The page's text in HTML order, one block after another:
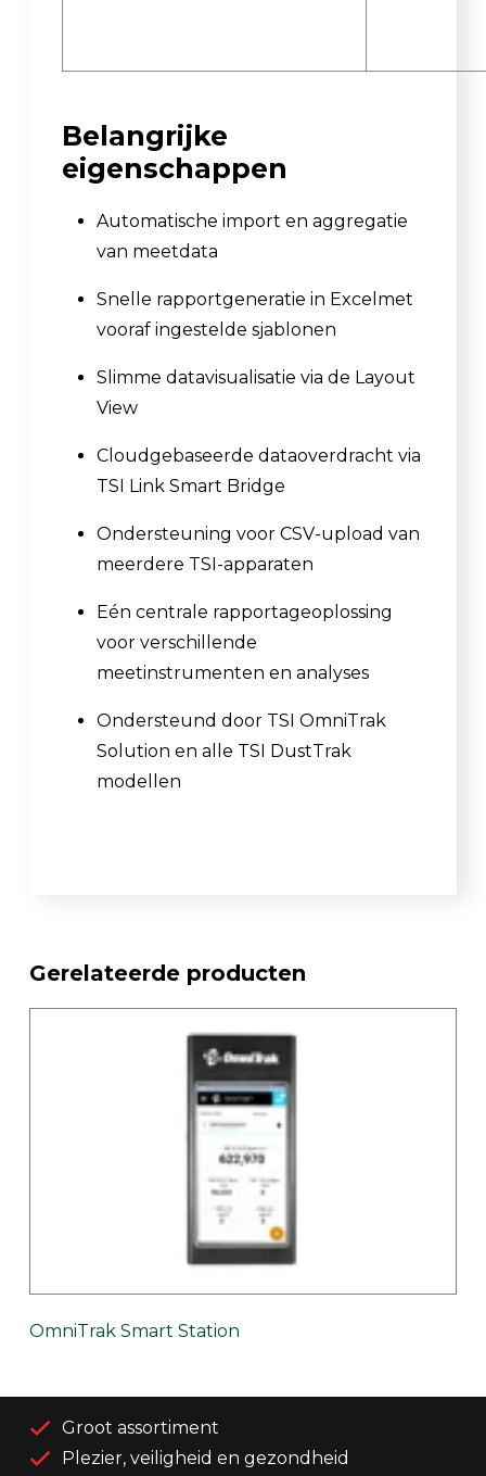
Belangrijke
eigenschappen
Automatische import en aggregatie
van meetdata
Snelle rapportgeneratie in Excelmet
vooraf ingestelde sjablonen
Slimme datavisualisatie via de Layout
View
Cloudgebaseerde dataoverdracht via
TSI Link Smart Bridge
Ondersteuning voor CSV-upload van
meerdere TSI-apparaten
Eén centrale rapportageoplossing
voor verschillende
meetinstrumenten en analyses
Ondersteund door TSI OmniTrak
Solution en alle TSI DustTrak
modellen
Gerelateerde producten
OmniTrak Smart Station
Groot assortiment
Plezier, veiligheid en gezondheid